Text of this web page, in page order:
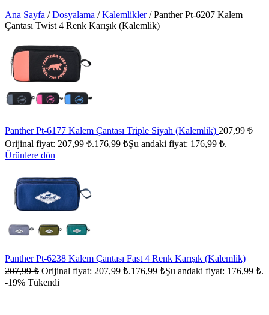
Ana Sayfa / Dosyalama / Kalemlikler/ Panther Pt-6207 Kalem
Çantası Twist 4 Renk Karışık (Kalemlik)
Panther Pt-6177 Kalem Çantası Triple Siyah (Kalemlik) 207,99₺
Orijinal fiyat: 207,99 ₺.176,99 ₺Şu andaki fiyat: 176,99 ₺.
Ürünlere dön
Panther Pt-6238 Kalem Çantası Fast 4 Renk Karışık (Kalemlik)
207,99₺ Orijinal fiyat: 207,99 ₺.176,99 ₺Şu andaki fiyat: 176,99 ₺.
-19% Tükendi